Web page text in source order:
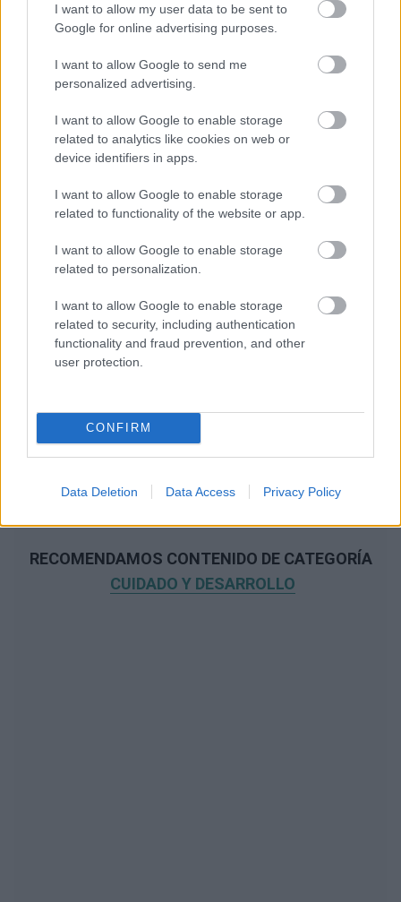
I want to allow my user data to be sent to
Google for online advertising purposes.
I want to allow Google to send me
personalized advertising.
I want to allow Google to enable storage
related to analytics like cookies on web or
device identifiers in apps.
I want to allow Google to enable storage
related to functionality of the website or app.
I want to allow Google to enable storage
related to personalization.
I want to allow Google to enable storage
related to security, including authentication
functionality and fraud prevention, and other
user protection.
CONFIRM
Data Deletion Data Access Privacy Policy
RECOMENDAMOS CONTENIDO DE CATEGORÍA
CUIDADO Y DESARROLLO